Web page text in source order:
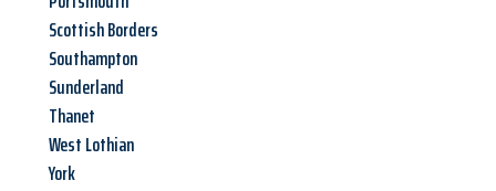
Scottish Borders
Southampton
Sunderland
Thanet
West Lothian
York